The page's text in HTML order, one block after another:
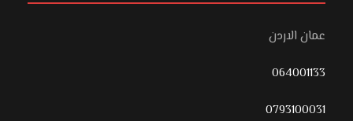
عمان الاردن
064001133
0793100031